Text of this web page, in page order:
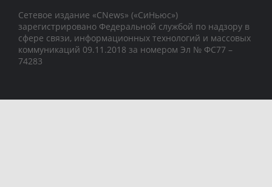
Сетевое издание «CNews» («СиНьюс»)
зарегистрировано Федеральной службой по надзору в
сфере связи, информационных технологий и массовых
коммуникаций 09.11.2018 за номером Эл № ФС77 –
74283